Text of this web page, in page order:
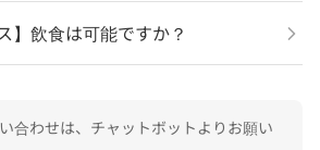
】飲食は可能ですか？
合わせは、チャットボットよりお願い